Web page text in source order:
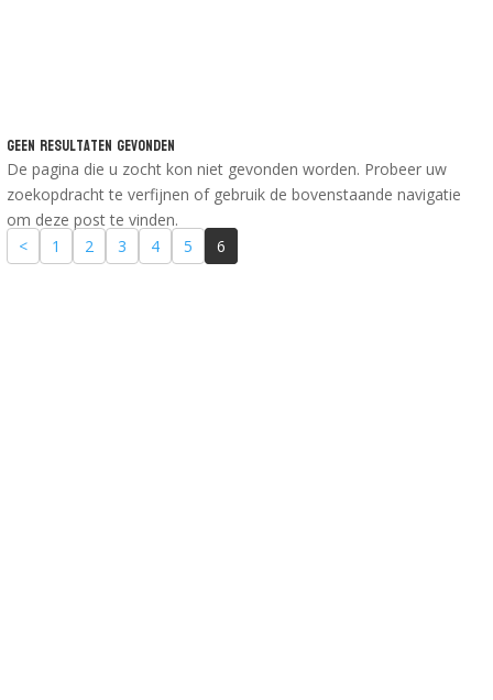
Geen Resultaten Gevonden
De pagina die u zocht kon niet gevonden worden. Probeer uw
zoekopdracht te verfijnen of gebruik de bovenstaande navigatie
om deze post te vinden.
<
1 2 3 4 5 6